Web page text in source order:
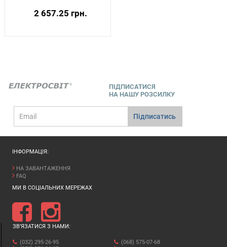
2 657.25 грн.
ПІДПИСАТИСЯ
НА НАШУ РОЗСИЛКУ
mail
Підписатись
ІНФОРМАЦІЯ:
НА ЗАВАНТАЖЕННЯ
FAQ
МИ В СОЦІАЛЬНИХ МЕРЕЖАХ
ЗВ’ЯЗАТИСЯ З НАМИ:
(032) 295-26-95
(068) 575-07-68